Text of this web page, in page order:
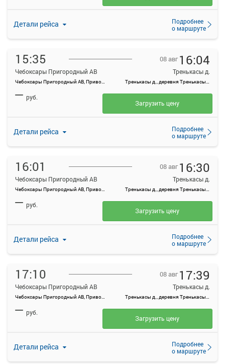
Детали рейса
Подробнее
о маршруте
15:35
Чебоксары Пригородный АВ
Чебоксары Пригородный АВ, Привокзальная ул., 3
08 авг 16:04
Тренькасы д.
Тренькасы д., деревня Тренькасы, Россия
Детали рейса
Подробнее
о маршруте
— руб.
Загрузить цену
16:01
Чебоксары Пригородный АВ
Чебоксары Пригородный АВ, Привокзальная ул., 3
08 авг 16:30
Тренькасы д.
Тренькасы д., деревня Тренькасы, Россия
Детали рейса
Подробнее
о маршруте
— руб.
Загрузить цену
17:10
Чебоксары Пригородный АВ
Чебоксары Пригородный АВ, Привокзальная ул., 3
08 авг 17:39
Тренькасы д.
Тренькасы д., деревня Тренькасы, Россия
Детали рейса
Подробнее
о маршруте
— руб.
Загрузить цену